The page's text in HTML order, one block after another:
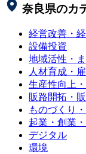
奈良県のカ
経営改善・
設備投資
地域活性・
人材育成・
生産性向上
販路開拓・
ものづくり
起業・創業
デジタル
環境